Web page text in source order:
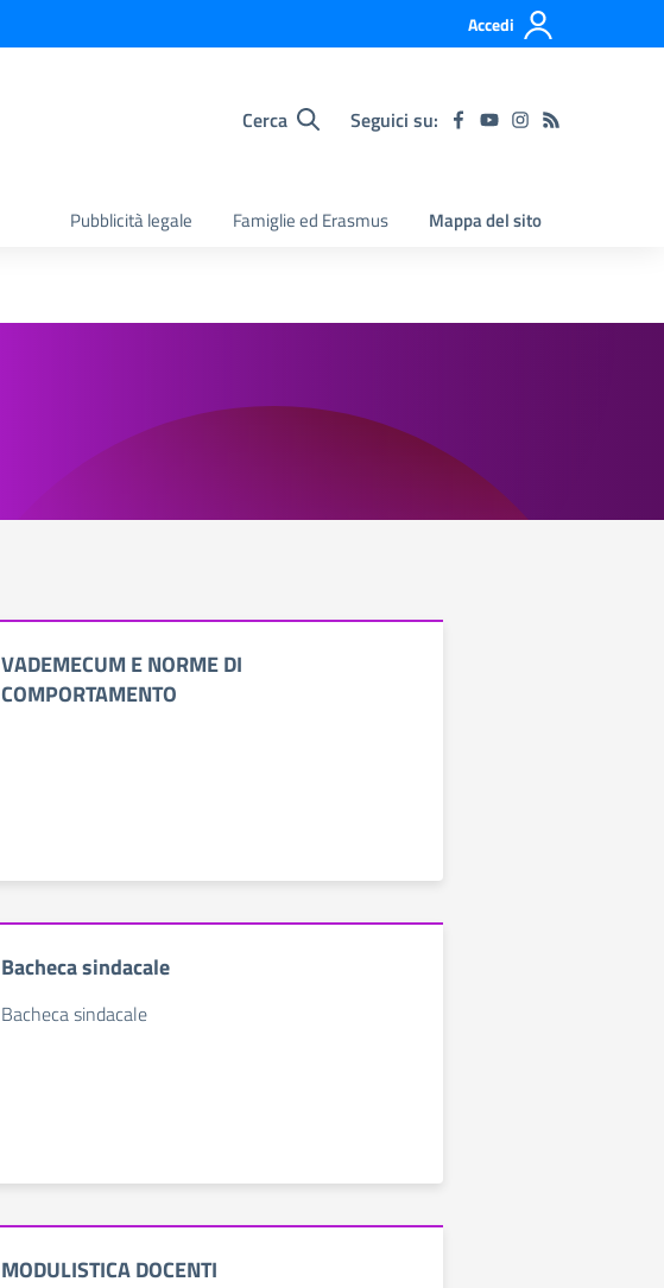
Accedi
Cerca Seguici su:
Pubblicità legale Famiglie ed Erasmus Mappa del sito
VADEMECUM E NORME DI
COMPORTAMENTO
Bacheca sindacale
Bacheca sindacale
MODULISTICA DOCENTI